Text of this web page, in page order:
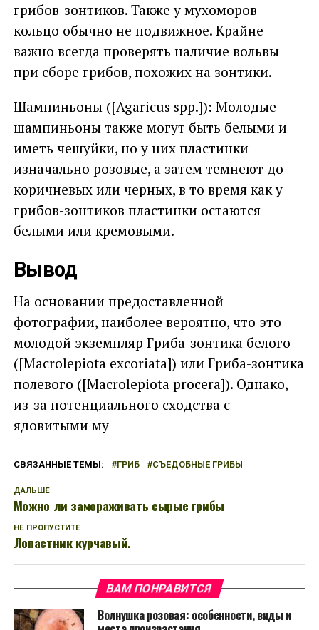
грибов-зонтиков. Также у мухоморов
кольцо обычно не подвижное. Крайне
важно всегда проверять наличие вольвы
при сборе грибов, похожих на зонтики.
Шампиньоны ([Agaricus spp.]): Молодые
шампиньоны также могут быть белыми и
иметь чешуйки, но у них пластинки
изначально розовые, а затем темнеют до
коричневых или черных, в то время как у
грибов-зонтиков пластинки остаются
белыми или кремовыми.
Вывод
На основании предоставленной
фотографии, наиболее вероятно, что это
молодой экземпляр Гриба-зонтика белого
([Macrolepiota excoriata]) или Гриба-зонтика
полевого ([Macrolepiota procera]). Однако,
из-за потенциального сходства с
ядовитыми му
СВЯЗАННЫЕ ТЕМЫ: ГРИБ СЪЕДОБНЫЕ ГРИБЫ
ДАЛЬШЕ
Можно ли замораживать сырые грибы
НЕ ПРОПУСТИТЕ
Лопастник курчавый.
ВАМ ПОНРАВИТСЯ
Волнушка розовая: особенности, виды и